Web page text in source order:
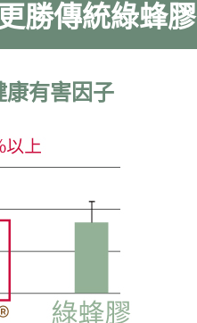
勝傳統綠蜂膠
康有害因子